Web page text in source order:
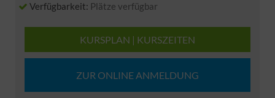
Verfügbarkeit: Plätze verfügbar
KURSPLAN | KURSZEITEN
ZUR ONLINE ANMELDUNG